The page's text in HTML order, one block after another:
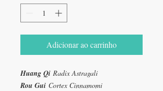
Adicionar ao carrinho
Huang Qi Radix Astragali
Rou Gui Cortex Cinnamomi